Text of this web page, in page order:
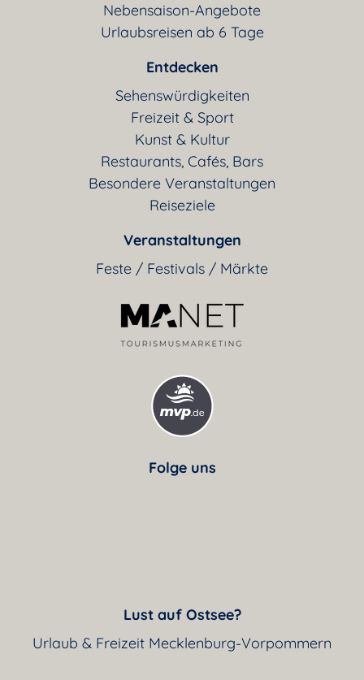
Nebensaison-Angebote
Urlaubsreisen ab 6 Tage
Entdecken
Sehenswürdigkeiten
Freizeit & Sport
Kunst & Kultur
Restaurants, Cafés, Bars
Besondere Veranstaltungen
Reiseziele
Veranstaltungen
Feste / Festivals / Märkte
Folge uns
Lust auf Ostsee?
Urlaub & Freizeit Mecklenburg-Vorpommern